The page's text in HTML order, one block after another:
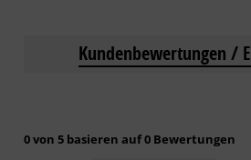
Kundenbewertungen /
0 von 5 basieren auf 0 Bewertungen